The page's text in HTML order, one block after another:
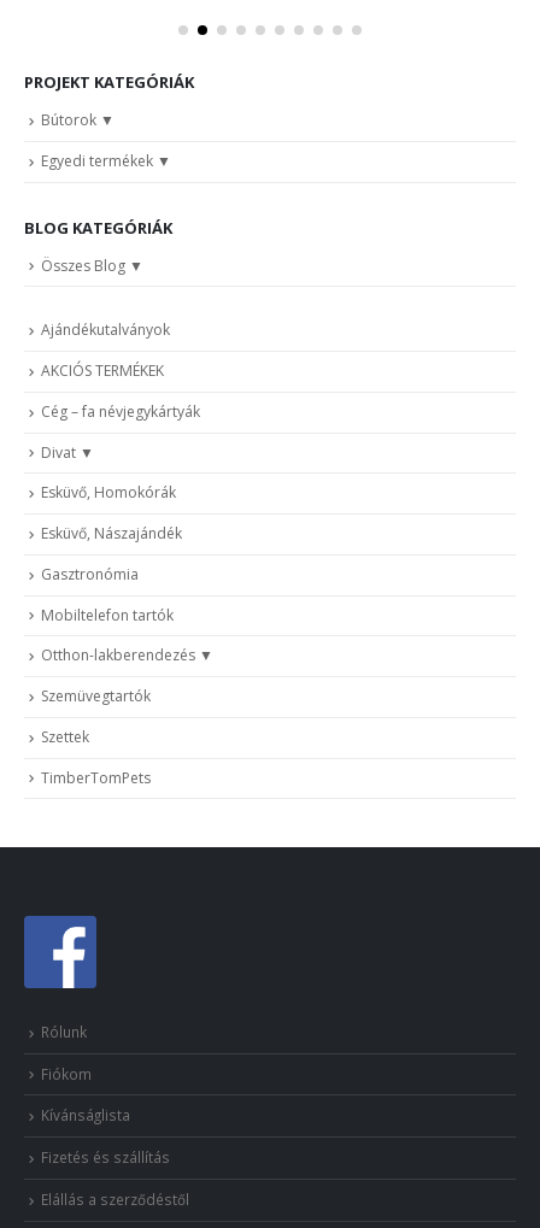
PROJEKT KATEGÓRIÁK
Bútorok
Egyedi termékek
BLOG KATEGÓRIÁK
Összes Blog
Ajándékutalványok
AKCIÓS TERMÉKEK
Cég – fa névjegykártyák
Divat
Esküvő, Homokórák
Esküvő, Nászajándék
Gasztronómia
Mobiltelefon tartók
Otthon-lakberendezés
Szemüvegtartók
Szettek
TimberTomPets
Rólunk
Fiókom
Kívánságlista
Fizetés és szállítás
Elállás a szerződéstől